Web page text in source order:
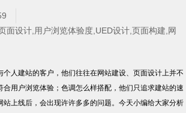
面设计,用户浏览体验度,UED设计,页面构建,网
个人建站的客户，他们往往在网站建设、页面设计上并不
合用户浏览体验；色调怎么样搭配，他们只追求建站的速
站上线后，会出现许许多多的问题。今天小编给大家分析